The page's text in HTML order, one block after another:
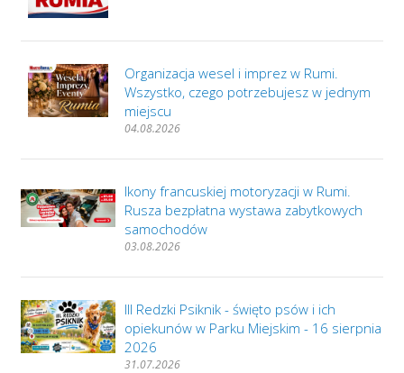
Organizacja wesel i imprez w Rumi.
Wszystko, czego potrzebujesz w jednym
miejscu
04.08.2026
Ikony francuskiej motoryzacji w Rumi.
Rusza bezpłatna wystawa zabytkowych
samochodów
03.08.2026
III Redzki Psiknik - święto psów i ich
opiekunów w Parku Miejskim - 16 sierpnia
2026
31.07.2026